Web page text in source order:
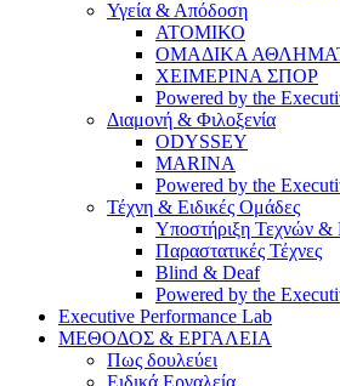
Υγεία & Απόδοση
ΑΤΟΜΙΚΟ
ΟΜΑΔΙΚΑ
ΧΕΙΜΕΡΙΝΑ ΣΠΟΡ
Powered by the
Διαμονή & Φιλοξενία
ODYSSEY
MARINA
Powered by the
Τέχνη & Ειδικές Ομάδες
Υποστήριξη Τεχνών &
Παραστατικές Τέχνες
Blind & Deaf
Powered by the
Executive Performance Lab
ΜΕΘΟΔΟΣ & ΕΡΓΑΛΕΙΑ
Πως δουλεύει
Ειδικά Εργαλεία